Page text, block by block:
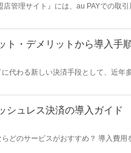
管理サイト』には、au PAYでの取
ト・デメリットから導入手
しい決済手段として、近年多くの店舗で導入
シュレス決済の導入ガイド
どのサービスがおすすめ？ 導入費